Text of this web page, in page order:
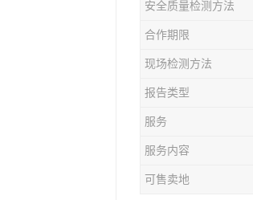
安全质量检测方法
合作期限
现场检测方法
报告类型
服务
服务内容
可售卖地